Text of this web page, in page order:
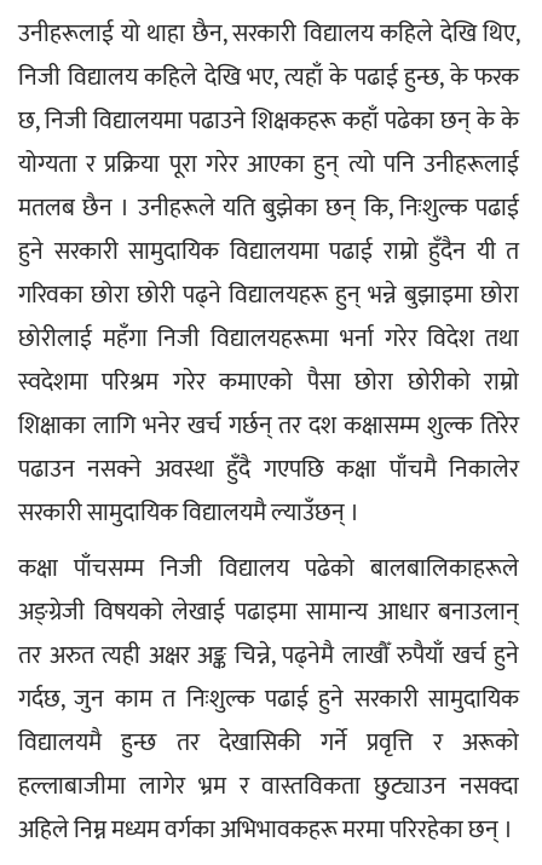
उनीहरूलाई यो थाहा छैन, सरकारी विद्यालय कहिले देखि थिए,
निजी विद्यालय कहिले देखि भए, त्यहाँ के पढाई हुन्छ, के फरक
छ, निजी विद्यालयमा पढाउने शिक्षकहरू कहाँ पढेका छन् के के
योग्यता र प्रक्रिया पूरा गरेर आएका हुन् त्यो पनि उनीहरूलाई
मतलब छैन । उनीहरूले यति बुझेका छन् कि, निःशुल्क पढाई
हुने सरकारी सामुदायिक विद्यालयमा पढाई राम्रो हुँदैन यी त
गरिवका छोरा छोरी पढ्ने विद्यालयहरू हुन् भन्ने बुझाइमा छोरा
छोरीलाई महँगा निजी विद्यालयहरूमा भर्ना गरेर विदेश तथा
स्वदेशमा परिश्रम गरेर कमाएको पैसा छोरा छोरीको राम्रो
शिक्षाका लागि भनेर खर्च गर्छन् तर दश कक्षासम्म शुल्क तिरेर
पढाउन नसक्ने अवस्था हुँदै गएपछि कक्षा पाँचमै निकालेर
सरकारी सामुदायिक विद्यालयमै ल्याउँछन् ।
कक्षा पाँचसम्म निजी विद्यालय पढेको बालबालिकाहरूले
अङ्ग्रेजी विषयको लेखाई पढाइमा सामान्य आधार बनाउलान्
तर अरुत त्यही अक्षर अङ्क चिन्ने, पढ्नेमै लाखौँ रुपैयाँ खर्च हुने
गर्दछ, जुन काम त निःशुल्क पढाई हुने सरकारी सामुदायिक
विद्यालयमै हुन्छ तर देखासिकी गर्ने प्रवृत्ति र अरूको
हल्लाबाजीमा लागेर भ्रम र वास्तविकता छुट्याउन नसक्दा
अहिले निम्न मध्यम वर्गका अभिभावकहरू मरमा परिरहेका छन् ।